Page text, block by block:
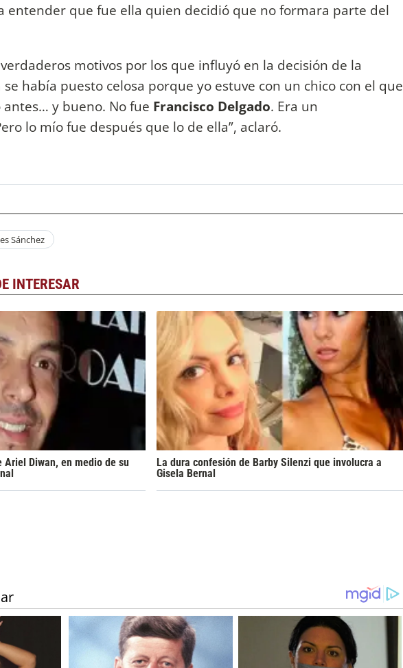
entender que fue ella quien decidió que no formara parte del
motivos por los que influyó en la decisión de la
había puesto celosa porque yo estuve con un chico con el que
y bueno. No fue Francisco Delgado. Era un
lo mío fue después que lo de ella”, aclaró.
Sánchez
INTERESAR
Ariel Diwan, en medio de su
La dura confesión de Barby Silenzi que involucra a
Gisela Bernal